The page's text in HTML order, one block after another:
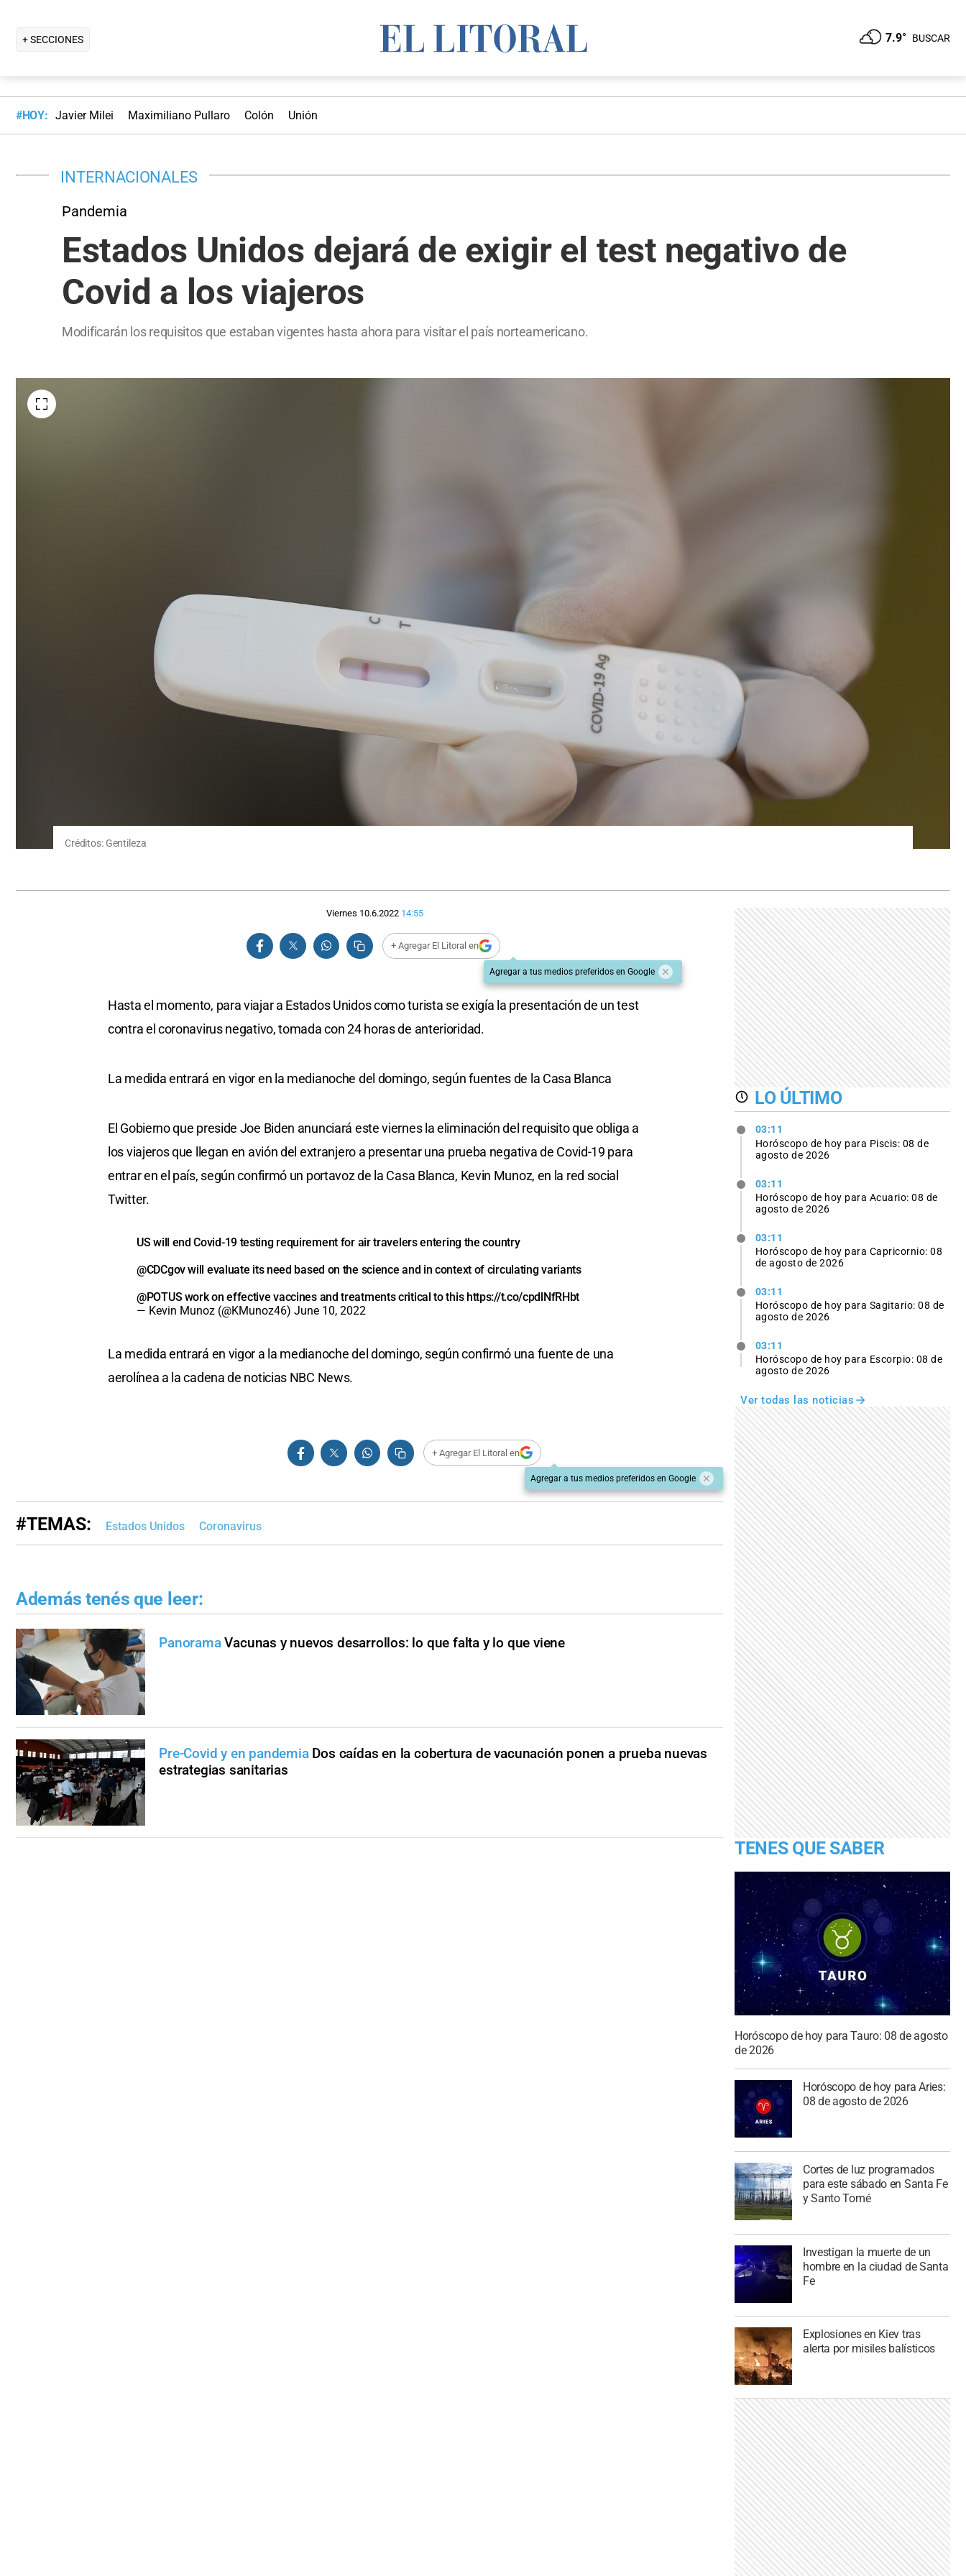
+ SECCIONES 7.9° BUSCAR
#HOY: Javier Milei Maximiliano Pullaro Colón Unión
INTERNACIONALES
Pandemia
Estados Unidos dejará de exigir el test negativo de
Covid a los viajeros
Modificarán los requisitos que estaban vigentes hasta ahora para visitar el país norteamericano.
Créditos: Gentileza
Viernes 10.6.2022 14:55
+ Agregar El Litoral en
Agregar a tus medios preferidos en Google
Hasta el momento, para viajar a Estados Unidos como turista se exigía la presentación de un test
contra el coronavirus negativo, tomada con 24 horas de anterioridad.
La medida entrará en vigor en la medianoche del domingo, según fuentes de la Casa Blanca
El Gobierno que preside Joe Biden anunciará este viernes la eliminación del requisito que obliga a
los viajeros que llegan en avión del extranjero a presentar una prueba negativa de Covid-19 para
entrar en el país, según confirmó un portavoz de la Casa Blanca, Kevin Munoz, en la red social
Twitter.
US will end Covid-19 testing requirement for air travelers entering the country
@CDCgov⁩ will evaluate its need based on the science and in context of circulating variants
@POTUS ⁩ work on effective vaccines and treatments critical to this https://t.co/cpdlNfRHbt
— Kevin Munoz (@KMunoz46) June 10, 2022
La medida entrará en vigor a la medianoche del domingo, según confirmó una fuente de una
aerolínea a la cadena de noticias NBC News.
+ Agregar El Litoral en
Agregar a tus medios preferidos en Google
#TEMAS: Estados Unidos Coronavirus
Además tenés que leer:
Panorama Vacunas y nuevos desarrollos: lo que falta y lo que viene
Pre-Covid y en pandemia Dos caídas en la cobertura de vacunación ponen a prueba nuevas
estrategias sanitarias
LO ÚLTIMO
03:11
Horóscopo de hoy para Piscis: 08 de
agosto de 2026
03:11
Horóscopo de hoy para Acuario: 08 de
agosto de 2026
03:11
Horóscopo de hoy para Capricornio: 08
de agosto de 2026
03:11
Horóscopo de hoy para Sagitario: 08 de
agosto de 2026
03:11
Horóscopo de hoy para Escorpio: 08 de
agosto de 2026
Ver todas las noticias
TENES QUE SABER
Horóscopo de hoy para Tauro: 08 de agosto
de 2026
Horóscopo de hoy para Aries:
08 de agosto de 2026
Cortes de luz programados
para este sábado en Santa Fe
y Santo Tomé
Investigan la muerte de un
hombre en la ciudad de Santa
Fe
Explosiones en Kiev tras
alerta por misiles balísticos